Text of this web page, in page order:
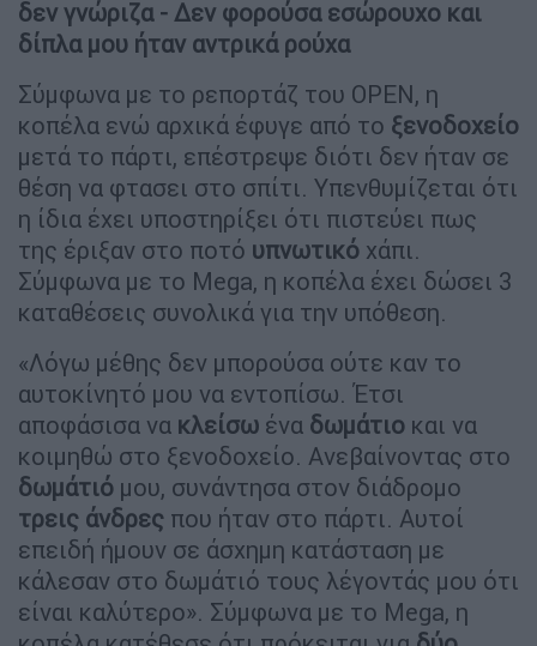
δεν γνώριζα - Δεν φορούσα εσώρουχο και
δίπλα μου ήταν αντρικά ρούχα
Σύμφωνα με το ρεπορτάζ του OPEN, η
κοπέλα ενώ αρχικά έφυγε από το ξενοδοχείο
μετά το πάρτι, επέστρεψε διότι δεν ήταν σε
θέση να φτασει στο σπίτι. Υπενθυμίζεται ότι
η ίδια έχει υποστηρίξει ότι πιστεύει πως
της έριξαν στο ποτό υπνωτικό χάπι.
Σύμφωνα με το Mega, η κοπέλα έχει δώσει 3
καταθέσεις συνολικά για την υπόθεση.
«Λόγω μέθης δεν μπορούσα ούτε καν το
αυτοκίνητό μου να εντοπίσω. Έτσι
αποφάσισα να κλείσω ένα δωμάτιο και να
κοιμηθώ στο ξενοδοχείο. Ανεβαίνοντας στο
δωμάτιό μου, συνάντησα στον διάδρομο
τρεις άνδρες που ήταν στο πάρτι. Αυτοί
επειδή ήμουν σε άσχημη κατάσταση με
κάλεσαν στο δωμάτιό τους λέγοντάς μου ότι
είναι καλύτερο». Σύμφωνα με το Mega, η